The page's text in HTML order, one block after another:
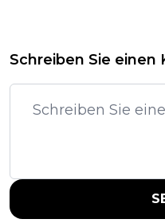
Schreiben Sie einen